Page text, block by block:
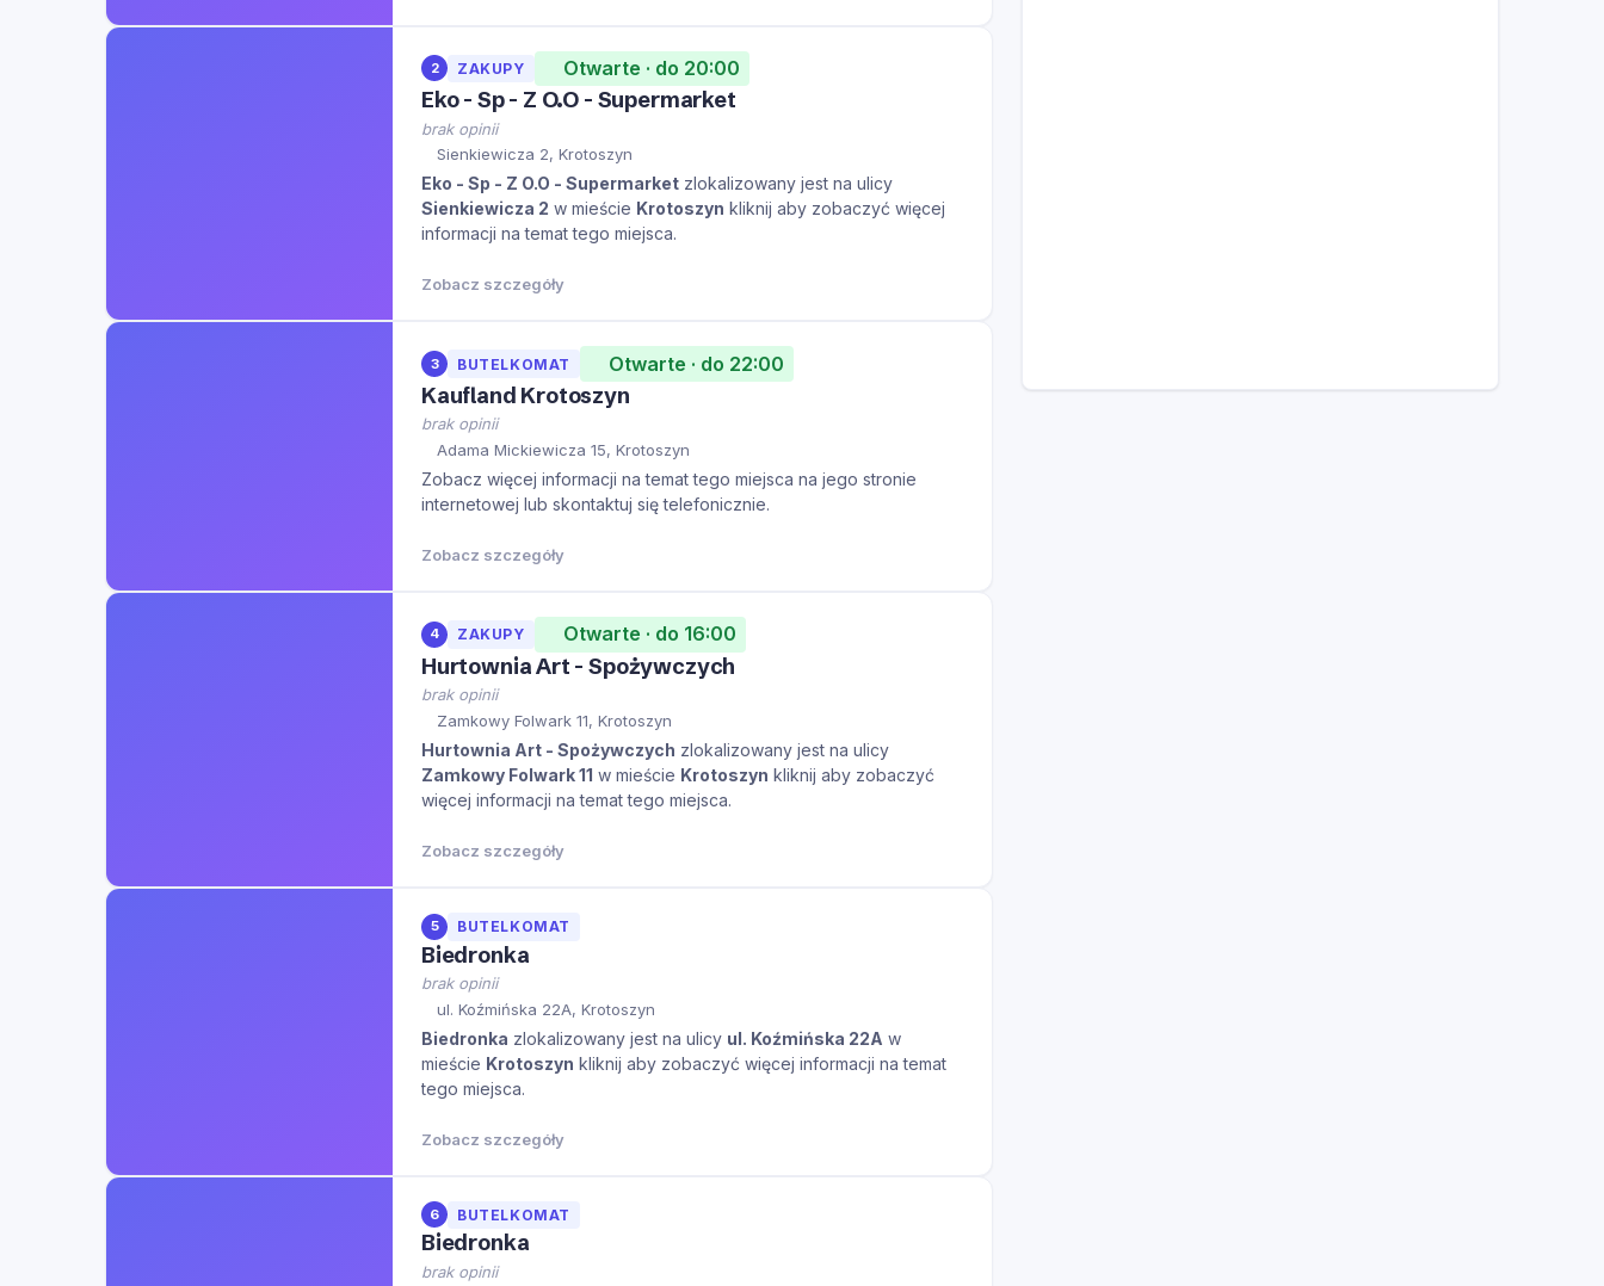
2 ZAKUPY Otwarte · do 20:00
Eko - Sp - Z O.O - Supermarket
brak opinii
Sienkiewicza 2, Krotoszyn
Eko - Sp - Z O.O - Supermarket zlokalizowany jest na ulicy
Sienkiewicza 2 w mieście Krotoszyn kliknij aby zobaczyć więcej
informacji na temat tego miejsca.
Zobacz szczegóły
3 BUTELKOMAT Otwarte · do 22:00
Kaufland Krotoszyn
brak opinii
Adama Mickiewicza 15, Krotoszyn
Zobacz więcej informacji na temat tego miejsca na jego stronie
internetowej lub skontaktuj się telefonicznie.
Zobacz szczegóły
4 ZAKUPY Otwarte · do 16:00
Hurtownia Art - Spożywczych
brak opinii
Zamkowy Folwark 11, Krotoszyn
Hurtownia Art - Spożywczych zlokalizowany jest na ulicy
Zamkowy Folwark 11 w mieście Krotoszyn kliknij aby zobaczyć
więcej informacji na temat tego miejsca.
Zobacz szczegóły
5 BUTELKOMAT
Biedronka
brak opinii
ul. Koźmińska 22A, Krotoszyn
Biedronka zlokalizowany jest na ulicy ul. Koźmińska 22A w
mieście Krotoszyn kliknij aby zobaczyć więcej informacji na temat
tego miejsca.
Zobacz szczegóły
6 BUTELKOMAT
Biedronka
brak opinii